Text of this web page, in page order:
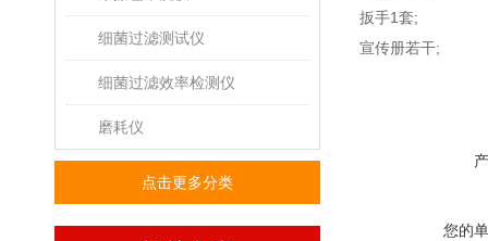
细菌过滤测试仪
细菌过滤效率检测仪
磨耗仪
点击更多分类
扳手1套;
宣传册若干;
您的